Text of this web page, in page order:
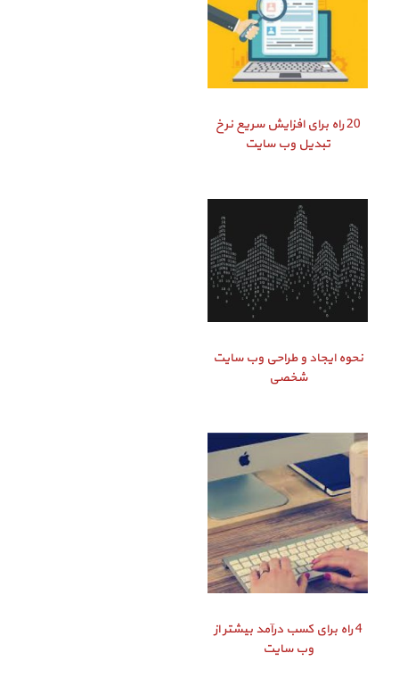
20 راه برای افزایش سریع نرخ
تبدیل وب سایت
نحوه ایجاد و طراحی وب سایت
شخصی
4 راه برای کسب درآمد بیشتر از
وب سایت